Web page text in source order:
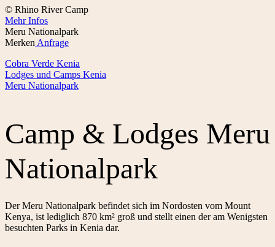
© Rhino River Camp
Mehr Infos
Meru Nationalpark
Merken Anfrage
Cobra Verde Kenia
Lodges und Camps Kenia
Meru Nationalpark
Camp & Lodges Meru
Nationalpark
Der Meru Nationalpark befindet sich im Nordosten vom Mount
Kenya, ist lediglich 870 km² groß und stellt einen der am Wenigsten
besuchten Parks in Kenia dar.